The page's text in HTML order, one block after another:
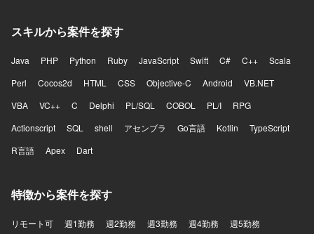
スキルから案件を探す
Java PHP Python Ruby JavaScript Swift C# C++
Scala
Perl
Cocos2d HTML CSS Objective-C Android
VB.NET
VBA
VC++ C Delphi PL/SQL COBOL PL/I
RPG
Actionscript
SQL shell アセンブラ Go言語 Kotlin
TypeScript
R言語
Apex Dart
特徴から案件を探す
リモート可 週1勤務 週2勤務 週3勤務 週4勤務 週5勤務